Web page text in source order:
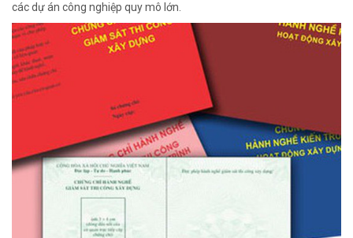
các dự án công nghiệp quy mô lớn.